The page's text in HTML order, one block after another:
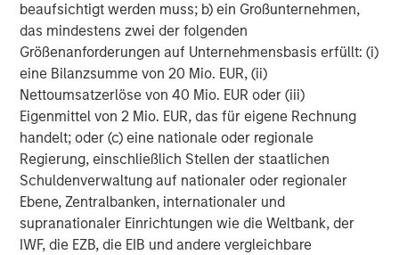
beaufsichtigt werden muss; b) ein Großunternehmen,
das mindestens zwei der folgenden
Größenanforderungen auf Unternehmensbasis erfüllt: (i)
eine Bilanzsumme von 20 Mio. EUR, (ii)
Nettoumsatzerlöse von 40 Mio. EUR oder (iii)
Eigenmittel von 2 Mio. EUR, das für eigene Rechnung
handelt; oder (c) eine nationale oder regionale
Regierung, einschließlich Stellen der staatlichen
Schuldenverwaltung auf nationaler oder regionaler
Ebene, Zentralbanken, internationaler und
supranationaler Einrichtungen wie die Weltbank, der
IWF, die EZB, die EIB und andere vergleichbare
MSIM Spokesperson
Lauren Hochfelder
Managing Director